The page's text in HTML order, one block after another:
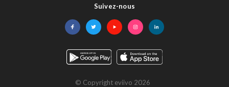
Suivez-nous
© Copyright eviivo 2026